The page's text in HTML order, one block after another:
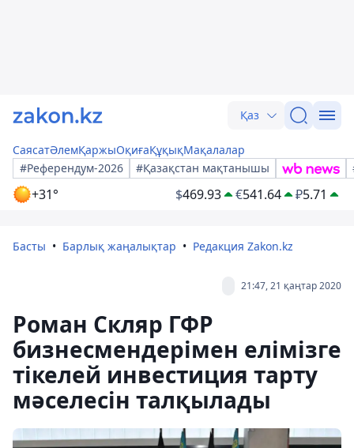
Қаз
СаясатӘлемҚаржыОқиғаҚұқықМақалалар
#Референдум-2026
#Қазақстан мақтанышы
+31° $469.93 €541.64 ₽5.71
Басты Барлық жаңалықтар Редакция Zakon.kz
21:47, 21 қаңтар 2020
Роман Скляр ГФР
бизнесмендерімен елімізге
тікелей инвестиция тарту
мәселесін талқылады